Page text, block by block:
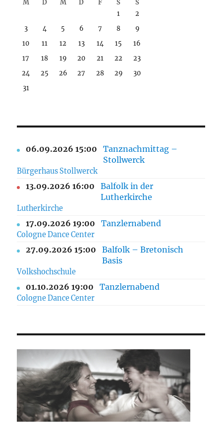
M D M D F S
S
1
2
3
4 5 6 7 8
9
10
11 12 13 14 15
16
17
18 19 20 21 22
23
24
25 26 27 28 29
30
31
06.09.2026 15:00
Tanznachmittag –
Stollwerck
Bürgerhaus Stollwerck
13.09.2026 16:00
Balfolk in der
Lutherkirche
Lutherkirche
17.09.2026 19:00 Tanzlernabend
Cologne Dance Center
27.09.2026 15:00
Balfolk – Bretonisch
Basis
Volkshochschule
01.10.2026 19:00 Tanzlernabend
Cologne Dance Center